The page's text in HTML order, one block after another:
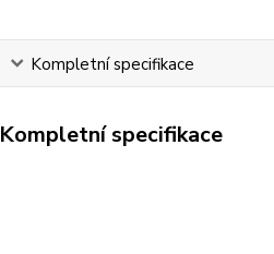
Kompletní specifikace
Kompletní specifikace